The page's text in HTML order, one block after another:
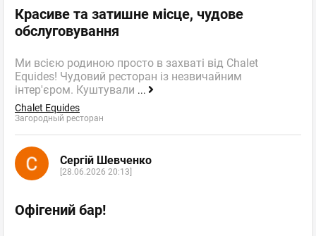
Красиве та затишне місце, чудове
обслуговування
Ми всією родиною просто в захваті від Chalet
Equides! Чудовий ресторан із незвичайним
інтер'єром. Куштували ...
Chalet Equides
Загородный ресторан
Сергій Шевченко
[28.06.2026 20:13]
Офігений бар!